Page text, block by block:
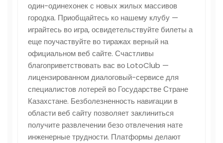
один-одинехонек с новых жилых массивов
городка. Приобщайтесь ко нашему клубу —
играйтесь во игра, освидетельствуйте билеты а
еще поучаствуйте во тиражах верный на
официальном веб сайте. Счастливы
благоприветствовать вас во LotoClub —
лицензированном диалоговый-сервисе для
специалистов лотерей во Государстве Стране
Казахстане. Безболезненность навигации в
области веб сайту позволяет заклиниться
получите развлечении безо отвлечения нате
инженерные трудности. Платформы делают